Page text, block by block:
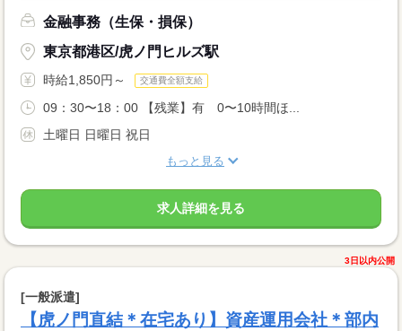
金融事務（生保・損保）
東京都港区/虎ノ門ヒルズ駅
時給1,850円～ 交通費全額支給
09：30〜18：00 【残業】有 0〜10時間ほ...
土曜日 日曜日 祝日
もっと見る
求人詳細を見る
3日以内公開
[一般派遣]
【虎ノ門直結＊在宅あり】資産運用会社＊部内